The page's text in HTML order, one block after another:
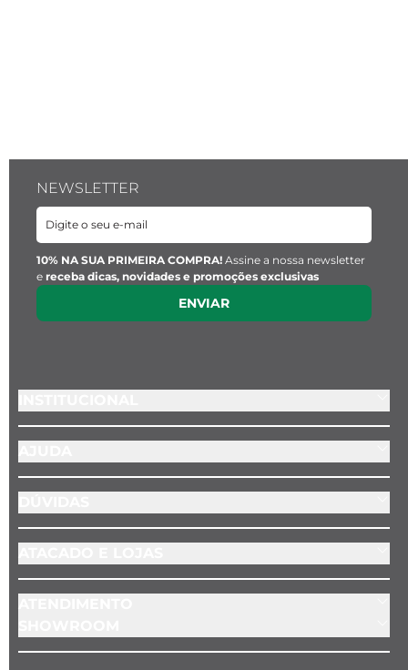
NEWSLETTER
10% NA SUA PRIMEIRA COMPRA! Assine a nossa newsletter
e receba dicas, novidades e promoções exclusivas
ENVIAR